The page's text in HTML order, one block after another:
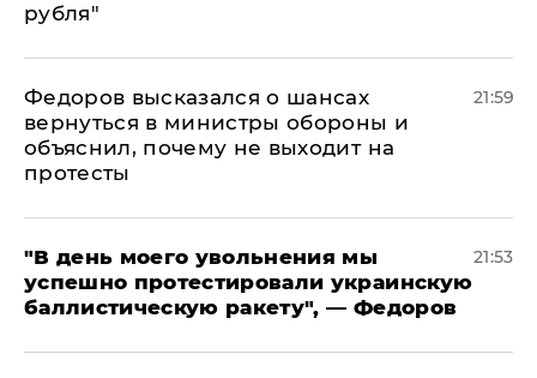
рубля"
Федоров высказался о шансах
вернуться в министры обороны и
объяснил, почему не выходит на
протесты
21:59
​"В день моего увольнения мы
успешно протестировали украинскую
баллистическую ракету", — Федоров
21:53